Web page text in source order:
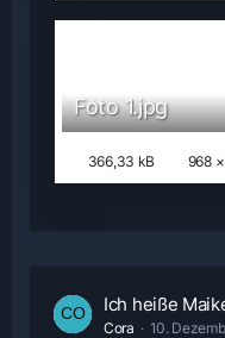
Foto 1.jpg
366,33 kB 968
Ich heiße
Cora 10.